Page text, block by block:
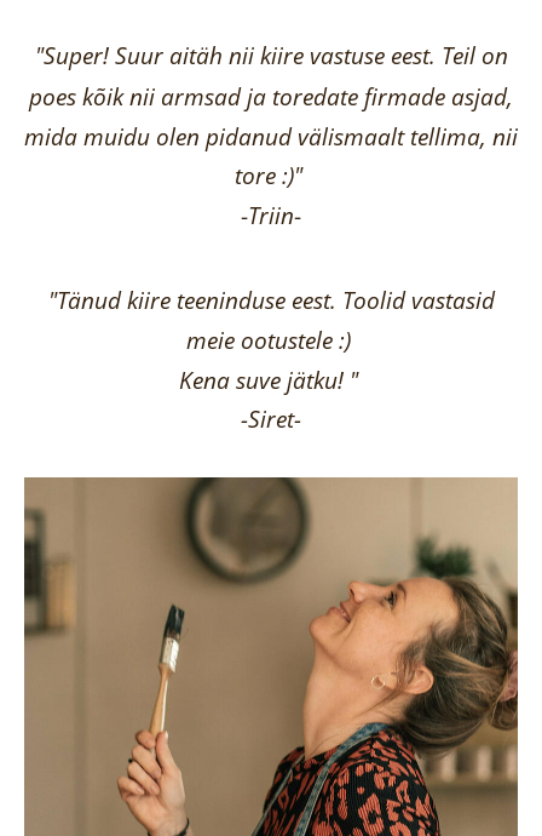
"Super! Suur aitäh nii kiire vastuse eest. Teil on
poes kõik nii armsad ja toredate firmade asjad,
mida muidu olen pidanud välismaalt tellima, nii
tore :)"
-Triin-
"Tänud kiire teeninduse eest. Toolid vastasid
meie ootustele :)
Kena suve jätku! "
-Siret-